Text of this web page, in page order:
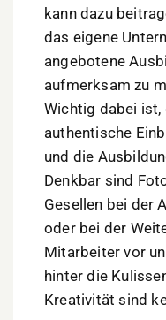
kann dazu
das eigene
angebotene
aufmerksam zu
Wichtig dabei ist,
authentische
und die
Denkbar sind
Gesellen bei der
oder bei der
Mitarbeiter vor
hinter die
Kreativität sind